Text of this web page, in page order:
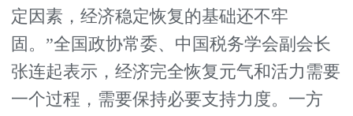
定因素，经济稳定恢复的基础还不牢
固。”全国政协常委、中国税务学会副会长
张连起表示，经济完全恢复元气和活力需要
一个过程，需要保持必要支持力度。一方